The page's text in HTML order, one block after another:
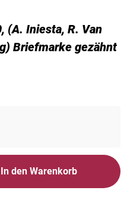
(A. Iniesta, R. Van
Briefmarke gezähnt
In den Warenkorb